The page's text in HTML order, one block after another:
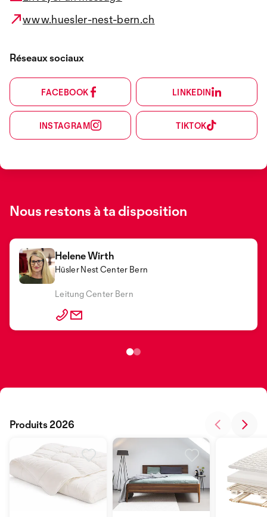
www.huesler-nest-bern.ch
Réseaux sociaux
FACEBOOK LINKEDIN
INSTAGRAM TIKTOK
Nous restons à ta disposition
Helene Wirth
Hüsler Nest Center Bern
Leitung Center Bern
Produits 2026